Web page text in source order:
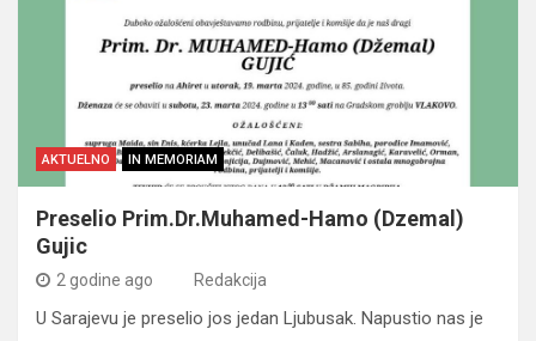
AKTUELNO IN MEMORIAM
Preselio Prim.Dr.Muhamed-Hamo (Dzemal)
Gujic
2 godine ago Redakcija
U Sarajevu je preselio jos jedan Ljubusak. Napustio nas je